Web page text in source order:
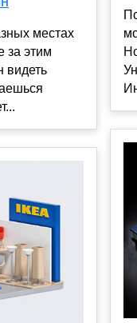
местах
за этим
видеть